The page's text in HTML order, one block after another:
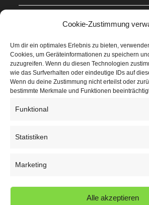
Cookie-Zustimmung
Um dir ein optimales Erlebnis zu bieten,
Cookies, um Geräteinformationen zu speichern
zuzugreifen. Wenn du diesen Technologien
wie das Surfverhalten oder eindeutige IDs auf
Wenn du deine Zustimmung nicht erteilst oder
bestimmte Merkmale und Funktionen
Funktional
Statistiken
Marketing
Alle akzeptieren
Veranstaltungen
Höffner Run
Kindersportfest